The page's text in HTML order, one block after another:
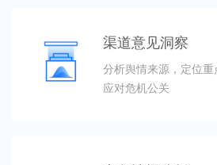
渠道意见洞察
分析舆情来源，定位
应对危机公关